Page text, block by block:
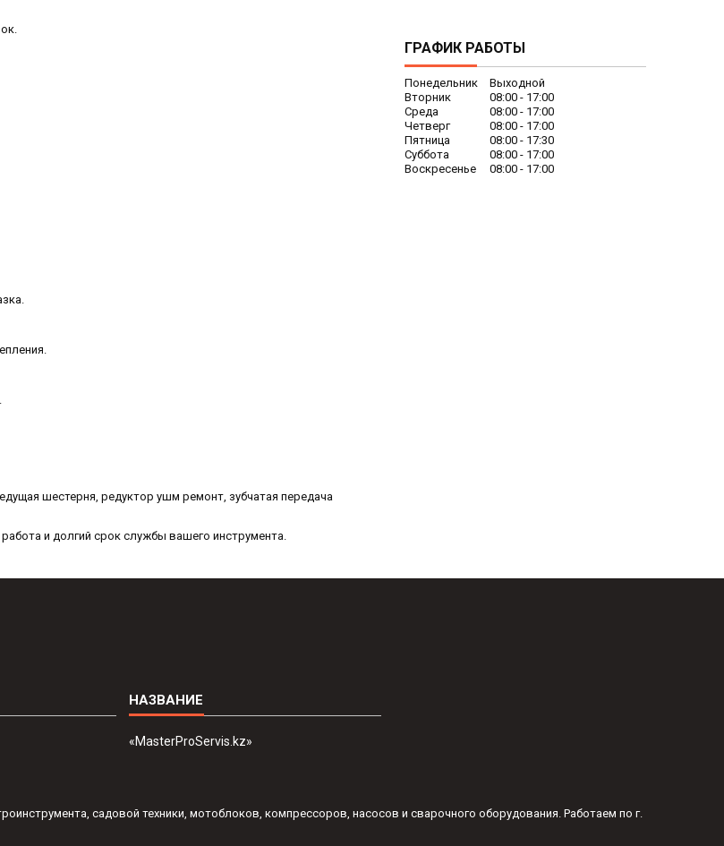
шестерня, редуктор ушм ремонт, зубчатая передача
и долгий срок службы вашего инструмента.
ГРАФИК РАБОТЫ
Понедельник
Выходной
Вторник
08:00
17:00
Среда
08:00
17:00
Четверг
08:00
17:00
Пятница
08:00
17:30
Суббота
08:00
17:00
Воскресенье
08:00 17:00
«MasterProServis.kz»
садовой техники, мотоблоков, компрессоров, насосов и сварочного оборудования. Работаем по г.